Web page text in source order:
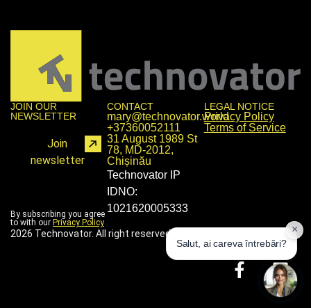
JOIN OUR
NEWSLETTER
Join
newsletter
By subscribing you agree
to with our Privacy Policy
CONTACT
mary@technovator.world
+37360052111
31 August 1989 St
78, MD-2012,
Chișinău
Technovator IP
IDNO:
1021620005333
LEGAL NOTICE
Privacy Policy
Terms of Service
2026 Technovator. All right reserved.